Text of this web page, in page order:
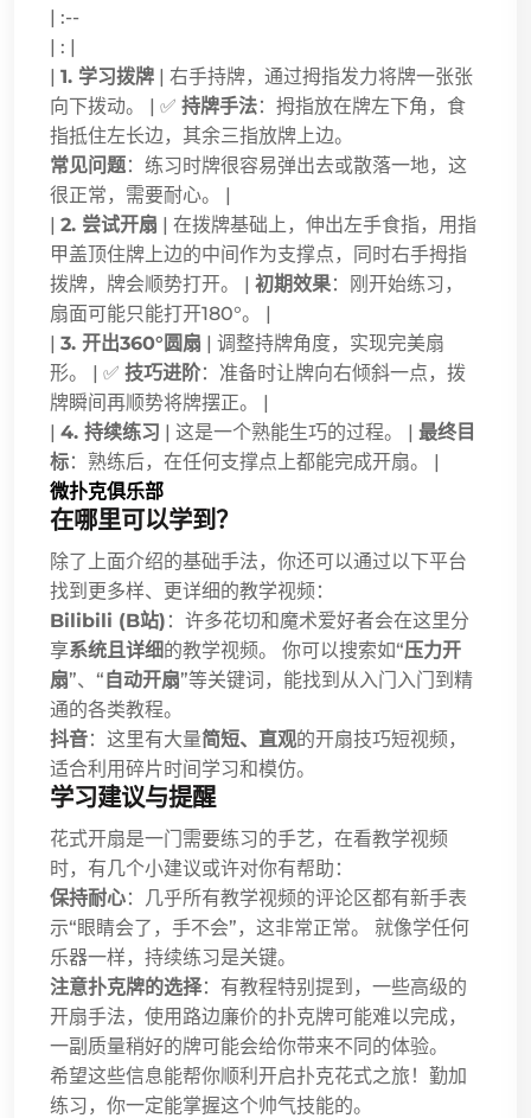
| :--
| : |
| 1. 学习拨牌 | 右手持牌，通过拇指发力将牌一张张
向下拨动。 | ✅ 持牌手法：拇指放在牌左下角，食
指抵住左长边，其余三指放牌上边。
常见问题：练习时牌很容易弹出去或散落一地，这
很正常，需要耐心。 |
| 2. 尝试开扇 | 在拨牌基础上，伸出左手食指，用指
甲盖顶住牌上边的中间作为支撑点，同时右手拇指
拨牌，牌会顺势打开。 | 初期效果：刚开始练习，
扇面可能只能打开180°。 |
| 3. 开出360°圆扇 | 调整持牌角度，实现完美扇
形。 | ✅ 技巧进阶：准备时让牌向右倾斜一点，拨
牌瞬间再顺势将牌摆正。 |
| 4. 持续练习 | 这是一个熟能生巧的过程。 | 最终目
标：熟练后，在任何支撑点上都能完成开扇。 |
微扑克俱乐部
在哪里可以学到？
除了上面介绍的基础手法，你还可以通过以下平台
找到更多样、更详细的教学视频：
Bilibili (B站) ：许多花切和魔术爱好者会在这里分
享系统且详细的教学视频。 你可以搜索如“压力开
扇”、“自动开扇”等关键词，能找到从入门入门到精
通的各类教程。
抖音：这里有大量简短、直观的开扇技巧短视频，
适合利用碎片时间学习和模仿。
学习建议与提醒
花式开扇是一门需要练习的手艺，在看教学视频
时，有几个小建议或许对你有帮助：
保持耐心：几乎所有教学视频的评论区都有新手表
示“眼睛会了，手不会”，这非常正常。 就像学任何
乐器一样，持续练习是关键。
注意扑克牌的选择：有教程特别提到，一些高级的
开扇手法，使用路边廉价的扑克牌可能难以完成，
一副质量稍好的牌可能会给你带来不同的体验。
希望这些信息能帮你顺利开启扑克花式之旅！勤加
练习，你一定能掌握这个帅气技能的。